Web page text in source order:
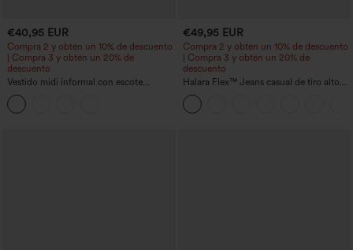
€40,95 EUR
Compra 2 y obtén un 10% de descuento
| Compra 3 y obtén un 20% de
descuento
Vestido midi informal con escote
redondo, sujetador integrado, sin
mangas y bajo con volantes
€49,95 EUR
Compra 2 y obtén un 10% de descuento
| Compra 3 y obtén un 20% de
descuento
Halara Flex™ Jeans casual de tiro alto
con control abdominal, pernera ancha y
bolsillos